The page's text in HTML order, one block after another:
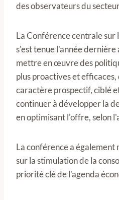
des observateurs du
La Conférence centrale
s'est tenue l'année dernière
mettre en œuvre des
plus proactives et
caractère prospectif, ciblé
continuer à développer la
en optimisant l'offre, selon
La conférence a
sur la stimulation de la
priorité clé de l'agenda